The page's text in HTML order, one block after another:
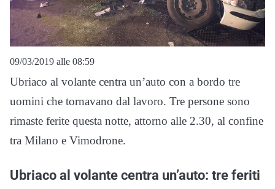
09/03/2019 alle 08:59
Ubriaco al volante centra un’auto con a bordo tre
uomini che tornavano dal lavoro. Tre persone sono
rimaste ferite questa notte, attorno alle 2.30, al confine
tra Milano e Vimodrone.
Ubriaco al volante centra un’auto: tre feriti